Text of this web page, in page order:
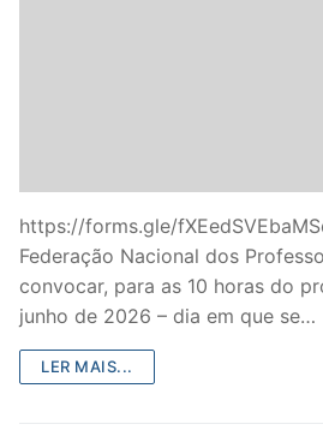
https://forms.gle/
Federação Nacional dos
convocar, para as 10 horas do
junho de 2026 – dia em que se…
LER MAIS...